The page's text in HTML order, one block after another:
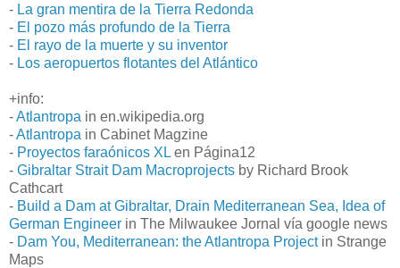
- La gran mentira de la Tierra Redonda
- El pozo más profundo de la Tierra
- El rayo de la muerte y su inventor
- Los aeropuertos flotantes del Atlántico
+info:
-Atlantropa in en.wikipedia.org
-Atlantropa in Cabinet Magzine
- Proyectos faraónicos XL en Página12
- Gibraltar Strait Dam Macroprojects by Richard Brook
Cathcart
- Build a Dam at Gibraltar, Drain Mediterranean Sea, Idea of
German Engineer in The Milwaukee Jornal vía google news
- Dam You, Mediterranean: the Atlantropa Projectin Strange
Maps